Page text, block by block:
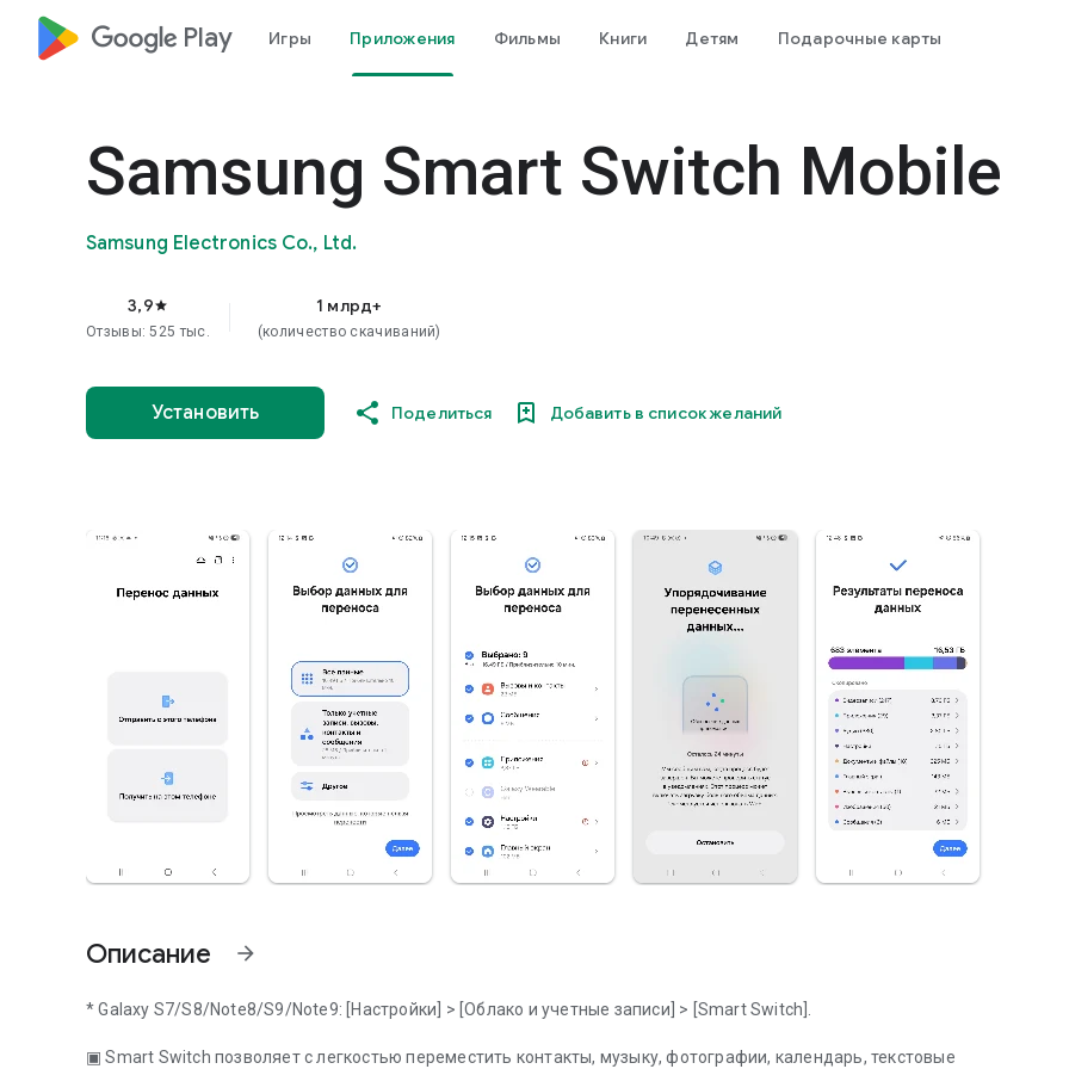
google_logo Play Игры Приложения Фильмы Книги Детям Подарочные карты
Samsung Smart Switch Mobile
Samsung Electronics Co., Ltd.
3,9star
Отзывы: 525 тыс.
1 млрд+
(количество скачиваний)
Установить Поделиться Добавить в список желаний
Описание arrow_forward
* Galaxy S7/S8/Note8/S9/Note9: [Настройки] > [Облако и учетные записи] > [Smart Switch].
▣ Smart Switch позволяет с легкостью переместить контакты, музыку, фотографии, календарь, текстовые